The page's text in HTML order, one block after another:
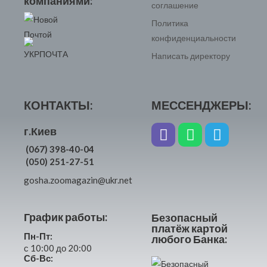
соглашение
Политика
конфиденциальности
Написать директору
КОНТАКТЫ:
г.Киев
(067) 398-40-04
(050) 251-27-51
gosha.zoomagazin@ukr.net
График работы:
Пн-Пт:
с 10:00 до 20:00
Сб-Вс:
МЕССЕНДЖЕРЫ:
Безопасный
платёж картой
любого Банка: